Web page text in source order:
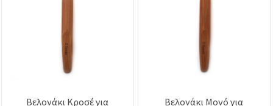
Βελονάκι Κροσέ για
Βελονάκι Μονό για